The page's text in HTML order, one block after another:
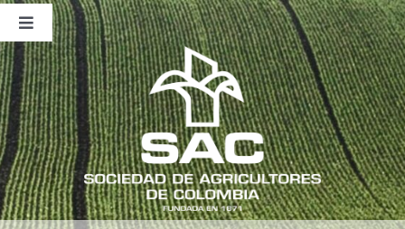
Saltar
contenido
Toggle
Navigation
Nosotros
Publicaciones
Sala de Prensa
Eventos